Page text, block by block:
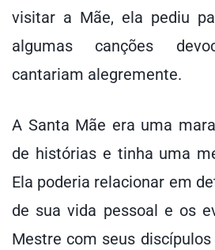
visitar a Mãe, ela pediu
algumas canções
cantariam alegremente.
A Santa Mãe era uma
de histórias e tinha uma
Ela poderia relacionar em
de sua vida pessoal e os
Mestre com seus